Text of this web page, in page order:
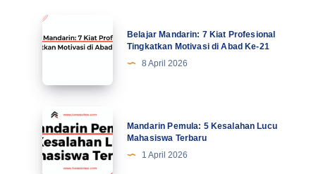
Belajar
Mandarin:
Profesional
Tingkatkan
Motivasi
di
Abad
Belajar Mandarin: 7 Kiat Profesional
Tingkatkan Motivasi di Abad Ke-21
8 April 2026
Mandarin
Pemula:
5
Kesalahan
Mandarin Pemula: 5 Kesalahan Lucu
Mahasiswa Terbaru
1 April 2026